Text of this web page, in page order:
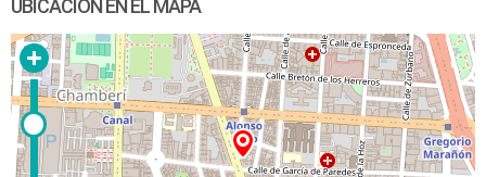
UBICACIÓN EN EL MAPA